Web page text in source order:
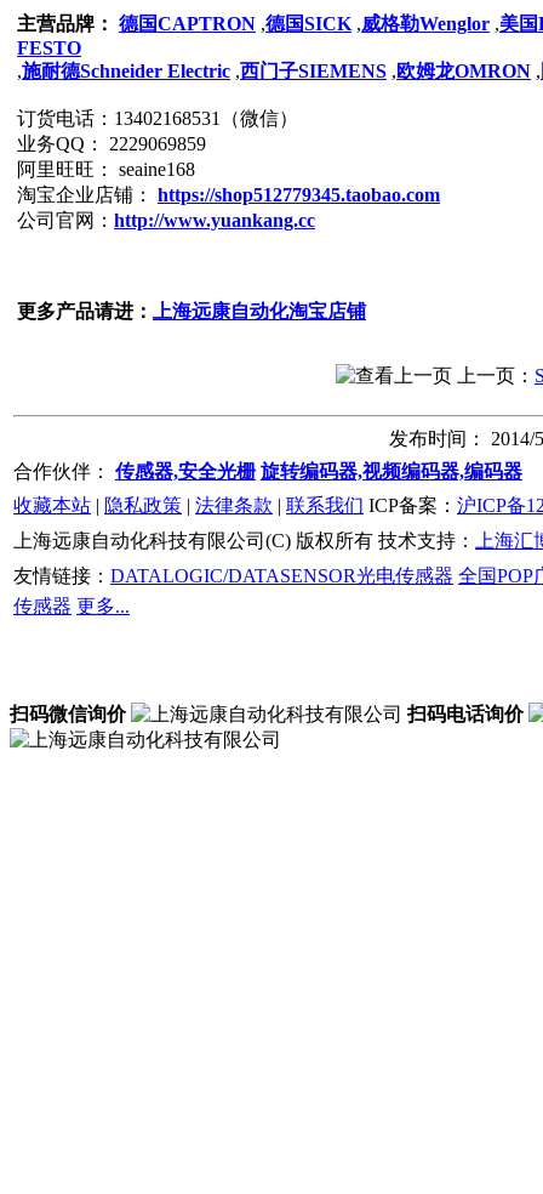
主营品牌： 德国CAPTRON ,德国SICK ,威格勒Wenglor ,美
FESTO
,施耐德Schneider Electric ,西门子SIEMENS ,欧姆龙OMRON ,
订货电话：13402168531（微信）
业务QQ： 2229069859
阿里旺旺： seaine168
淘宝企业店铺： https://shop512779345.taobao.com
公司官网： http://www.yuankang.cc
更多产品请进： 上海远康自动化淘宝店铺
上一页：
发布时间：
合作伙伴：
传感器,安全光栅 旋转编码器,视频编码器,编码器
收藏本站 | 隐私政策 | 法律条款 | 联系我们 ICP备案： 沪ICP备
上海远康自动化科技有限公司(C) 版权所有 技术支持：
上海汇
友情链接： DATALOGIC/DATASENSOR光电传感器 全国POP
传感器 更多...
扫码微信询价 扫码电话询价